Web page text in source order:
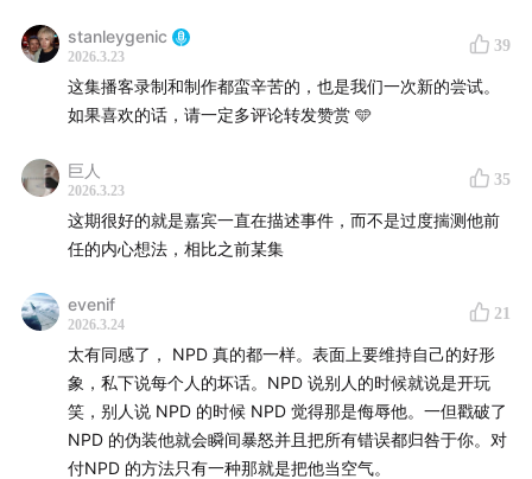
🩵
加微信【danielwearsdvn】加入播客群，入群门槛：50
小时以上收听记录截图
🩵
【关注BoyTalk】
Bilibili @StanleynDaniel
【关于Stanley】
微博/小红书/IG @stanleygenic
stanleygenic
2026.3.23
39
这集播客录制和制作都蛮辛苦的，也是我们一次新的尝试。
如果喜欢的话，请一定多评论转发赞赏 🩵
巨人
2026.3.23
35
这期很好的就是嘉宾一直在描述事件，而不是过度揣测他前
任的内心想法，相比之前某集
evenif
2026.3.24
21
太有同感了， NPD 真的都一样。表面上要维持自己的好形
象，私下说每个人的坏话。NPD 说别人的时候就说是开玩
笑，别人说 NPD 的时候 NPD 觉得那是侮辱他。一但戳破了
NPD 的伪装他就会瞬间暴怒并且把所有错误都归咎于你。对
付NPD 的方法只有一种那就是把他当空气。